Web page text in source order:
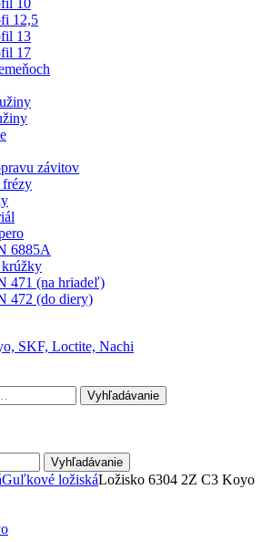
10
12,5
13
17
závitov
frézy
6885A
krúžky
471 (na hriadeľ)
472 (do diery)
Vyhľadávanie
Vyhľadávanie
Guľkové ložiskáLožisko 6304 2Z C3 Koyo